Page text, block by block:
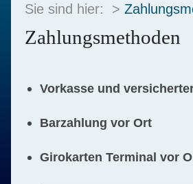
Sie sind hier: >
Zahlungsmethoden
Vorkasse und
Barzahlung vor Ort
Girokarten Terminal vor